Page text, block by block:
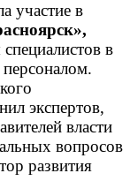
участие в
,
в
экспертов,
власти
вопросов
развития